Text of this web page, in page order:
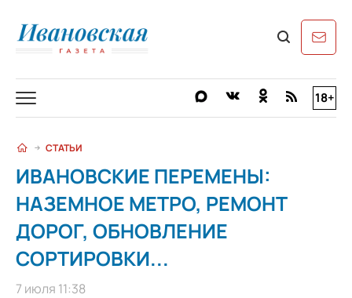
18+
СТАТЬИ
ИВАНОВСКИЕ ПЕРЕМЕНЫ:
НАЗЕМНОЕ МЕТРО, РЕМОНТ
ДОРОГ, ОБНОВЛЕНИЕ
СОРТИРОВКИ...
7 июля 11:38